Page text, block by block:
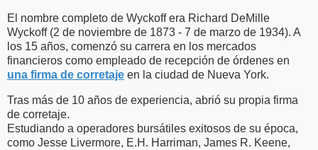
El nombre completo de Wyckoff era Richard DeMille
Wyckoff (2 de noviembre de 1873 - 7 de marzo de 1934). A
los 15 años, comenzó su carrera en los mercados
financieros como empleado de recepción de órdenes en
una firma de corretaje en la ciudad de Nueva York.
Tras más de 10 años de experiencia, abrió su propia firma
de corretaje.
Estudiando a operadores bursátiles exitosos de su época,
como Jesse Livermore, E.H. Harriman, James R. Keene,